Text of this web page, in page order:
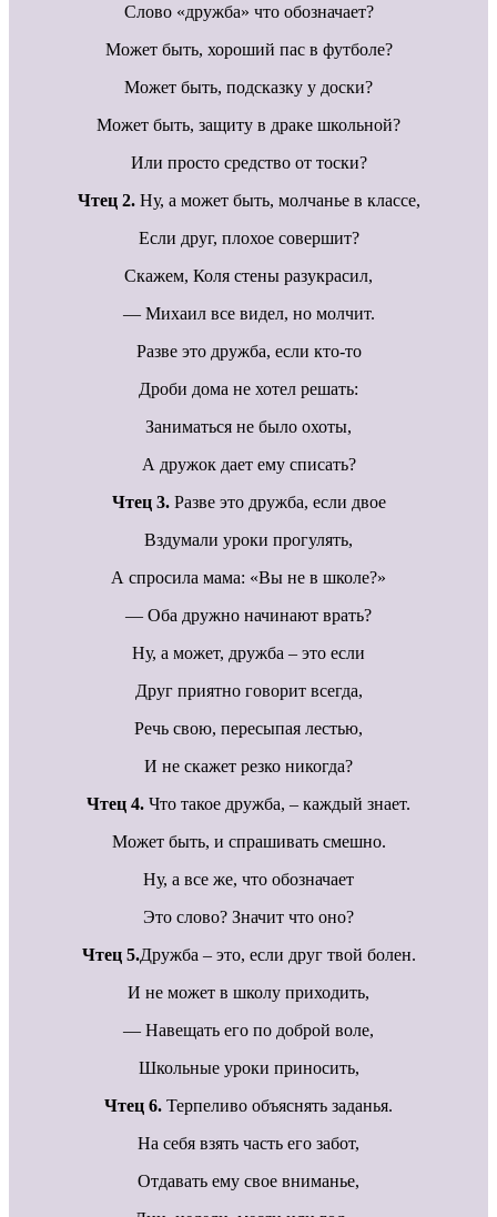
Слово «дружба» что обозначает?
Может быть, хороший пас в футболе?
Может быть, подсказку у доски?
Может быть, защиту в драке школьной?
Или просто средство от тоски?
Чтец 2.Ну, а может быть, молчанье в классе,
Если друг, плохое совершит?
Скажем, Коля стены разукрасил,
— Михаил все видел, но молчит.
Разве это дружба, если кто-то
Дроби дома не хотел решать:
Заниматься не было охоты,
А дружок дает ему списать?
Чтец 3.Разве это дружба, если двое
Вздумали уроки прогулять,
А спросила мама: «Вы не в школе?»
— Оба дружно начинают врать?
Ну, а может, дружба – это если
Друг приятно говорит всегда,
Речь свою, пересыпая лестью,
И не скажет резко никогда?
Чтец 4. Что такое дружба, – каждый знает.
Может быть, и спрашивать смешно.
Ну, а все же, что обозначает
Это слово? Значит что оно?
Чтец 5.Дружба – это, если друг твой болен.
И не может в школу приходить,
— Навещать его по доброй воле,
Школьные уроки приносить,
Чтец 6. Терпеливо объяснять заданья.
На себя взять часть его забот,
Отдавать ему свое вниманье,